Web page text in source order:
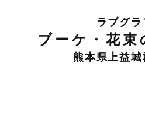
ラブグラ
ブーケ・花束
熊本県上益城